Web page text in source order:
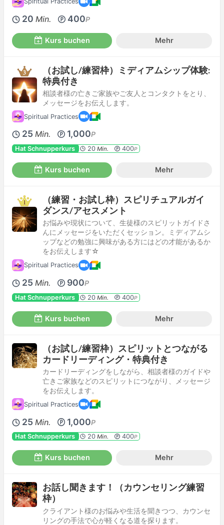
20 Min. 400P
Kurs buchen Mehr
（お試し/練習枠）ミディアムシップ体験:
特典付き
相談者様の亡きご家族やご友人とコンタクトをとり、
メッセージをお伝えします。
Spiritual Practices
25 Min. 1,000P
Hat Schnupperkurs 20 Min. 400P
Kurs buchen Mehr
（練習・お試し枠）スピリチュアルガイ
ダンス/アセスメント
お悩みや現状について、生徒様のスピリットガイドさ
んにメッセージをいただくセッション。ミディアムシ
ップなどの勉強に興味がある方にはどの才能があるか
をお伝えします☆
Spiritual Practices
25 Min. 900P
Hat Schnupperkurs 20 Min. 400P
Kurs buchen Mehr
（お試し/練習枠）スピリットとつながる
カードリーディング・特典付き
カードリーディングをしながら、相談者様のガイドや
亡きご家族などのスピリットにつながり、メッセージ
をお伝えします。
Spiritual Practices
25 Min. 1,000P
Hat Schnupperkurs 20 Min. 400P
Kurs buchen Mehr
お話し聞きます！（カウンセリング練習
枠）
クライアント様のお悩みや生活を聞きつつ、カウンセ
リングの手法で心が軽くなる道を探ります。